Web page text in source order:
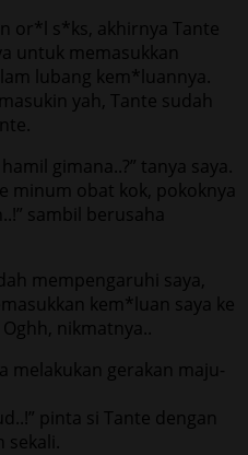
or*l s*ks, akhirnya Tante
untuk memasukkan
lubang kem*luannya.
yah, Tante sudah
gimana..?” tanya saya.
minum obat kok, pokoknya
sambil berusaha
mempengaruhi saya,
kem*luan saya ke
nikmatnya..
melakukan gerakan maju-
pinta si Tante dengan
sekali.